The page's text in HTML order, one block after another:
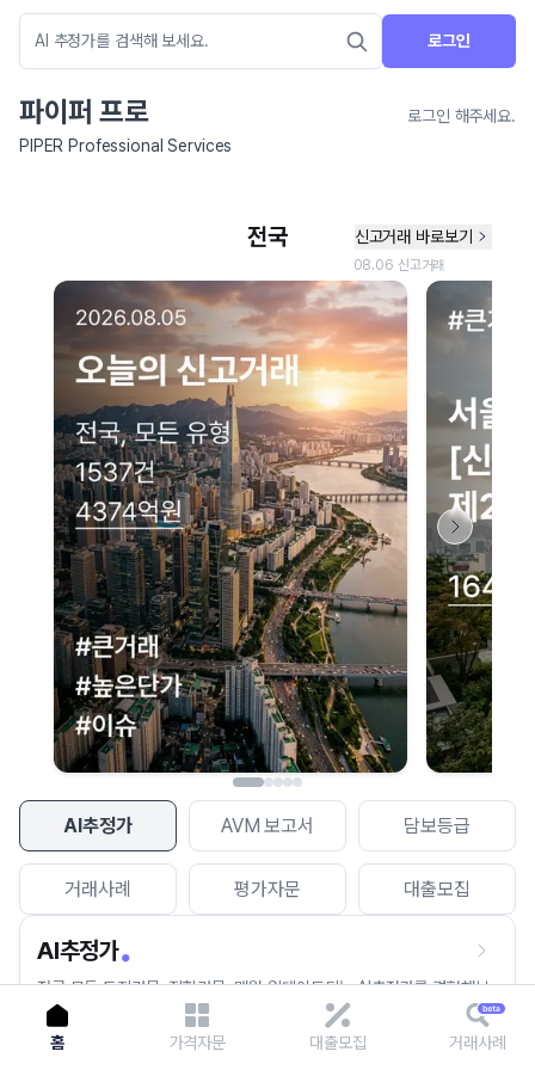
로그인
파이퍼 프로
로그인 해주세요.
PIPER Professional Services
AI추정가 AVM 보고서 담보등급
거래사례 평가자문 대출모집
AI추정가
전국 모든 토지건물, 집합건물, 매월 업데이트되는 AI추정가를 경험해보
세요.
네이버 지도 연결 안내
현재 네이버 지도 연결이 원활하지 않아 지도를 불러올 수 없습니다.
이용에 불편을 드려 죄송합니다.
다시 시도
홈 가격자문 대출모집 거래사례